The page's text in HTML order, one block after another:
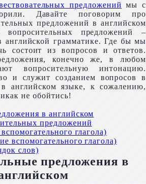
предложений мы с
Давайте поговорим про
предложений в английском
вопросительных предложений –
английской грамматике. Где бы мы
состоит из вопросов и ответов.
конечно же, в любом
вопросительную интонацию.
и служит созданием вопросов в
английском языке, к сожалению,
не обойтись!
в английском
предложений
глагола)
вспомогательного глагола)
слов)
предложения в